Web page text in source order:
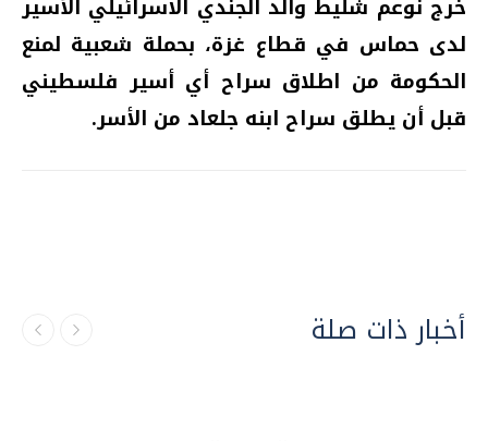
لدى حماس في قطاع غزة، بحملة شعبية لمنع
الحكومة من اطلاق سراح أي أسير فلسطيني
قبل أن يطلق سراح ابنه جلعاد من الأسر.
أخبار ذات صلة